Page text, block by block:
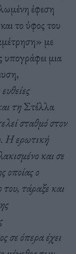
έφεση
το ύφος του
με
υπογράφει μια
τηΣτέλλα
σταθμό στον
Η ερωτική
και σε
οποίας ο
τάραξε και
σε όπερα έχει